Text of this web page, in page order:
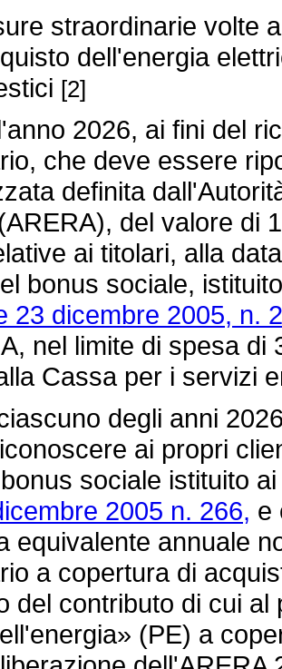
straordinarie volte
dell'energia
[2]
2026, ai fini del
che deve essere
definita
del valore di
ai titolari, alla
bonus sociale,
23 dicembre 2005, n.
nel limite di spesa
Cassa per i servizi
degli anni
ai propri
sociale istituito
2005 n. 266, e
equivalente annuale
a copertura di
del contributo di cui
(PE) a